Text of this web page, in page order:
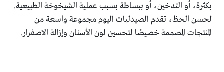
بكثرة، أو التدخين، أو ببساطة بسبب عملية الشيخوخة الطبيعية.
لحسن الحظ، تقدم الصيدليات اليوم مجموعة واسعة من
المنتجات المصممة خصيصًا لتحسين لون الأسنان وإزالة الاصفرار.